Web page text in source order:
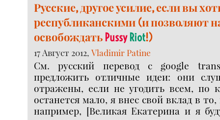
Русские, другое усилие, если вы
республиканскими (и позволяют
освобождать PussyRiot!)
17 Август 2012,Vladimir Patine
См. русский перевод с google
предложить отличные идеи: они
отражены, если не угодить всем, по
останется мало, я внес свой вклад в
например, [Великая Екатерина и я